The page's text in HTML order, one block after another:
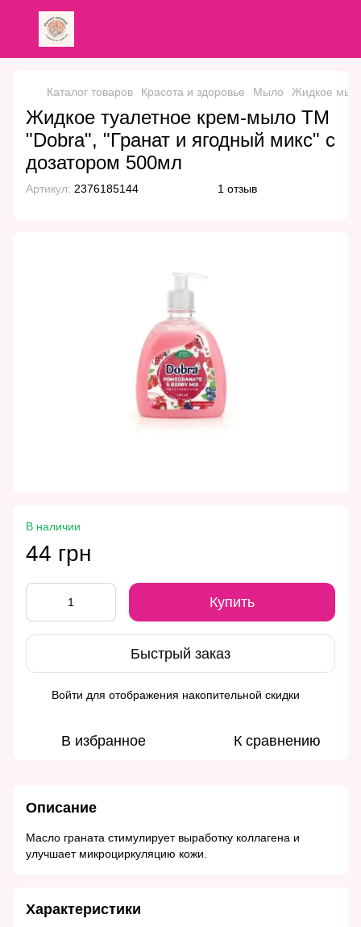
Каталог товаров Красота и здоровье Мыло Жидкое
Жидкое туалетное крем-мыло ТМ
"Dobra", "Гранат и ягодный микс" с
дозатором 500мл
Артикул: 2376185144 1 отзыв
В наличии
44 грн
Купить
Быстрый заказ
Войти для отображения накопительной скидки
В избранное К сравнению
Описание
Масло граната стимулирует выработку коллагена и
улучшает микроциркуляцию кожи.
Характеристики